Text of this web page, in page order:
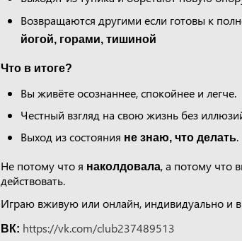
Возвращаются другими если готовы к
йогой, горами, тишиной
Что в итоге?
Вы живёте осознаннее, спокойнее и легче.
Честный взгляд на свою жизнь без
Выход из состояния не знаю, что делать.
Не потому что я наколдовала, а потому что
действовать.
Играю вживую или онлайн, индивидуально и в
ВК: https://vk.com/club237489513